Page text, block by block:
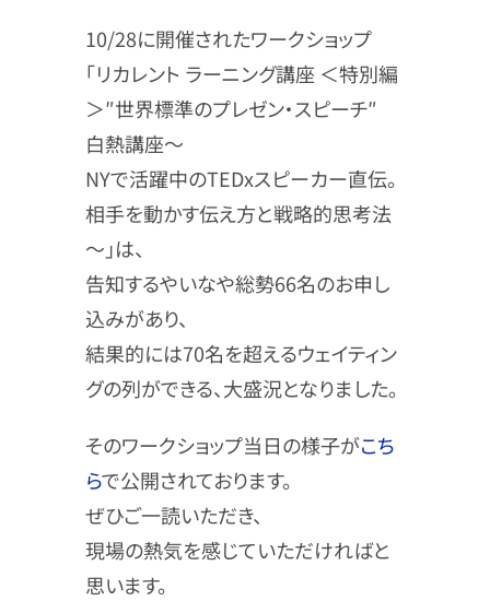
10/28に開催されたワークショップ
「リカレント ラーニング講座 ＜特別編
＞″世界標準のプレゼン・スピーチ″
白熱講座～
NYで活躍中のTEDxスピーカー直伝。
相手を動かす伝え方と戦略的思考法
～」は、
告知するやいなや総勢66名のお申し
込みがあり、
結果的には70名を超えるウェイティン
グの列ができる、大盛況となりました。
そのワークショップ当日の様子がこち
らで公開されております。
ぜひご一読いただき、
現場の熱気を感じていただければと
思います。